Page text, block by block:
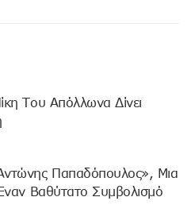
Του Απόλλωνα Δίνει
Παπαδόπουλος», Μια
Βαθύτατο Συμβολισμό